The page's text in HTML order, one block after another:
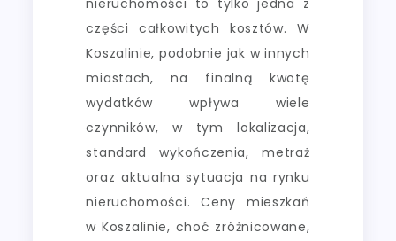
części całkowitych kosztów. W
Koszalinie, podobnie jak w innych
miastach, na finalną kwotę
wydatków wpływa wiele
czynników, w tym lokalizacja,
standard wykończenia, metraż
oraz aktualna sytuacja na rynku
nieruchomości. Ceny mieszkań
w Koszalinie, choć zróżnicowane,